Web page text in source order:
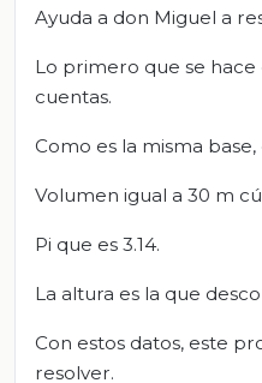
Ayuda a don Miguel a
Lo primero que se
cuentas.
Como es la misma
Volumen igual a 30 m
Pi que es 3.14.
La altura es la que
Con estos datos, este
resolver.